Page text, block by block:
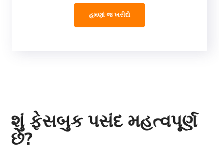
હમણાં જ ખરીદો
શું ફેસબુક પસંદ મહત્વપૂર્ણ
છે?